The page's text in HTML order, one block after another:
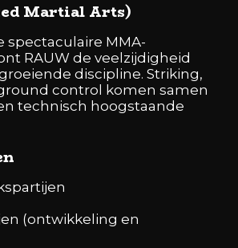
Martial Arts)
spectaculaire MMA-
RAUW de veelzijdigheid
discipline. Striking,
control komen samen
technisch hoogstaande
(ontwikkeling en